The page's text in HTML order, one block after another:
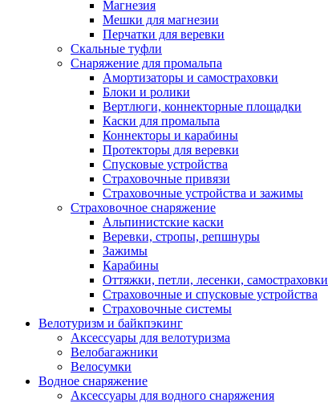
Магнезия
Мешки для магнезии
Перчатки для веревки
Скальные туфли
Снаряжение для промальпа
Амортизаторы и самостраховки
Блоки и ролики
Вертлюги, коннекторные площадки
Каски для промальпа
Коннекторы и карабины
Протекторы для веревки
Спусковые устройства
Страховочные привязи
Страховочные устройства и зажимы
Страховочное снаряжение
Альпинистские каски
Веревки, стропы, репшнуры
Зажимы
Карабины
Оттяжки, петли, лесенки, самостраховки
Страховочные и спусковые устройства
Страховочные системы
Велотуризм и байкпэкинг
Аксессуары для велотуризма
Велобагажники
Велосумки
Водное снаряжение
Аксессуары для водного снаряжения